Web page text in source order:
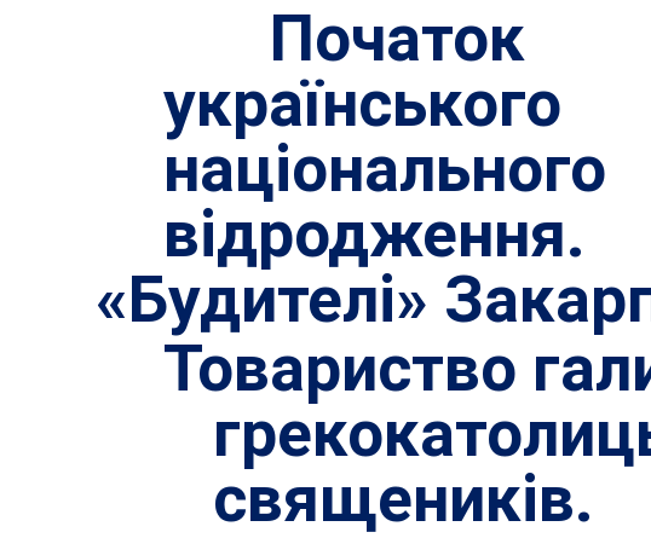
Початок
українського
національного
відродження.
«Будителі»
Товариство
священиків.